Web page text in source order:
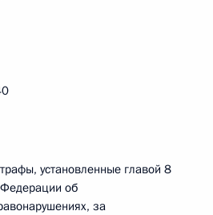
установленные главой 8
об
за